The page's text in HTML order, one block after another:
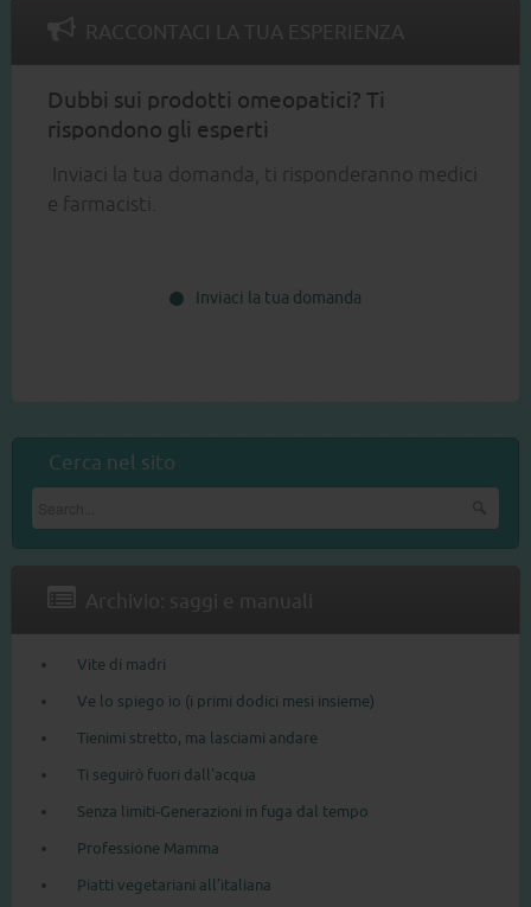
RACCONTACI LA TUA ESPERIENZA
Dubbi sui prodotti omeopatici? Ti
rispondono gli esperti
Inviaci la tua domanda, ti risponderanno medici
e farmacisti.
Inviaci la tua domanda
Cerca nel sito
Archivio: saggi e manuali
Vite di madri
Ve lo spiego io (i primi dodici mesi insieme)
Tienimi stretto, ma lasciami andare
Ti seguirò fuori dall'acqua
Senza limiti-Generazioni in fuga dal tempo
Professione Mamma
Piatti vegetariani all’italiana